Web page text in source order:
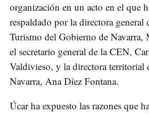
organización en un acto en el que
respaldado por la directora general
Turismo del Gobierno de Navarra,
el secretario general de la CEN,
Valdivieso, y la directora territorial
Navarra, Ana Díez Fontana.
Úcar ha expuesto las razones que